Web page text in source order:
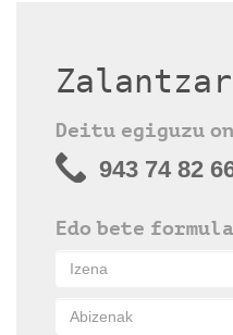
Deitu egiguzu
943 74 82
Edo bete